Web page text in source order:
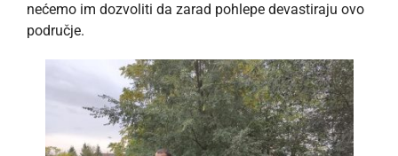
nećemo im dozvoliti da zarad pohlepe devastiraju ovo
područje.